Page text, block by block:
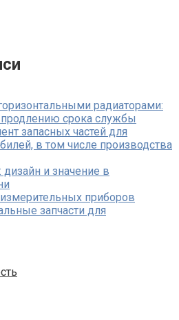
радиаторами:
срока службы
запасных частей для
в том числе производства
и значение в
приборов
запчасти для